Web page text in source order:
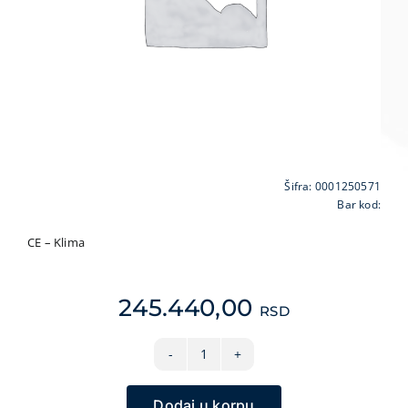
VIDEO NADZOR I SIGURNOSNA OPREMA
BICIKLE I FITNES
Šifra: 0001250571
Bar kod:
CE – Klima
245.440,00 RSD
VIVAX
COOL,